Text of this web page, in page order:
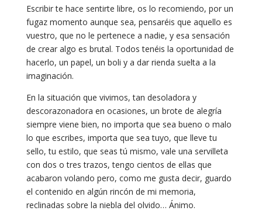
Escribir te hace sentirte libre, os lo recomiendo, por un
fugaz momento aunque sea, pensaréis que aquello es
vuestro, que no le pertenece a nadie, y esa sensación
de crear algo es brutal. Todos tenéis la oportunidad de
hacerlo, un papel, un boli y a dar rienda suelta a la
imaginación.
En la situación que vivimos, tan desoladora y
descorazonadora en ocasiones, un brote de alegría
siempre viene bien, no importa que sea bueno o malo
lo que escribes, importa que sea tuyo, que lleve tu
sello, tu estilo, que seas tú mismo, vale una servilleta
con dos o tres trazos, tengo cientos de ellas que
acabaron volando pero, como me gusta decir, guardo
el contenido en algún rincón de mi memoria,
reclinadas sobre la niebla del olvido… Ánimo.